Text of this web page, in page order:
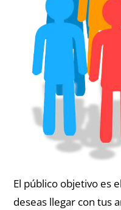
El público objetivo es
deseas llegar con tus